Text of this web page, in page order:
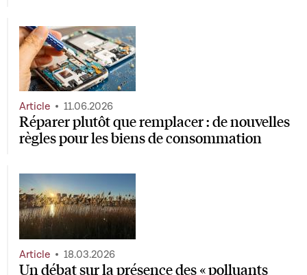
Réparer plutôt que remplacer : de nouvelles
règles pour les biens de consommation
Article 11.06.2026
Un débat sur la présence des « polluants
Article 18.03.2026